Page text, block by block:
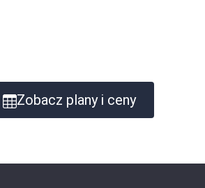
Zobacz plany i ceny